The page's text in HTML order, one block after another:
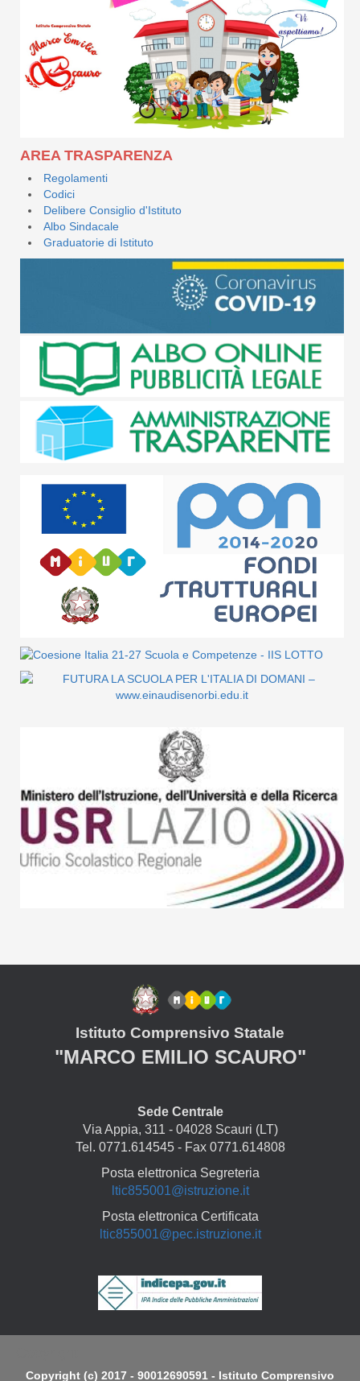
AREA TRASPARENZA
Regolamenti
Codici
Delibere Consiglio d'Istituto
Albo Sindacale
Graduatorie di Istituto
Istituto Comprensivo Statale
"MARCO EMILIO SCAURO"
Sede Centrale
Via Appia, 311 - 04028 Scauri (LT)
Tel. 0771.614545 - Fax 0771.614808
Posta elettronica Segreteria
ltic855001@istruzione.it
Posta elettronica Certificata
ltic855001@pec.istruzione.it
Copyright (c) 2017 - 90012690591 - Istituto Comprensivo